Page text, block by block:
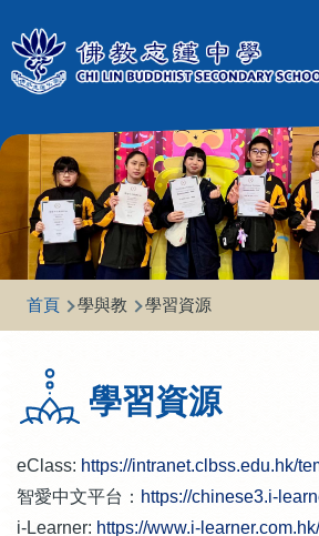
生
涯
劃
家
校
作
校
友
區
圖
書
導
航
連
結
首頁 學與教 學習資源
學習資源
eClass: https://intranet.clbss.edu.hk/
智愛中文平台： https://chinese3.i-
i-Learner: https://www.i-learner.com.hk/